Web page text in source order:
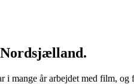
i mange år arbejdet med film,